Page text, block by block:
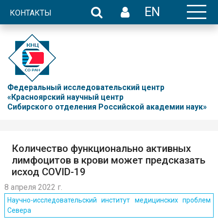
КОНТАКТЫ EN
Федеральный исследовательский центр
«Красноярский научный центр
Сибирского отделения Российской академии наук»
Количество функционально активных
лимфоцитов в крови может предсказать
исход COVID-19
8 апреля 2022 г.
Научно-исследовательский институт медицинских проблем
Севера